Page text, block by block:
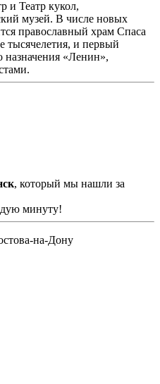
и Театр кукол,
музей. В числе новых
православный храм Спаса
тысячелетия, и первый
назначения «Ленин»,
, который мы нашли за
минуту!
на-Дону